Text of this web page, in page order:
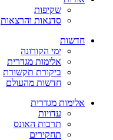
שקיפות
סדנאות והרצאות
חדשות
ימי הקורונה
אלימות מגדרית
ביקורת תקשורת
חדשות מהעולם
אלימות מגדרית
עדויות
תרבות האונס
תחקירים